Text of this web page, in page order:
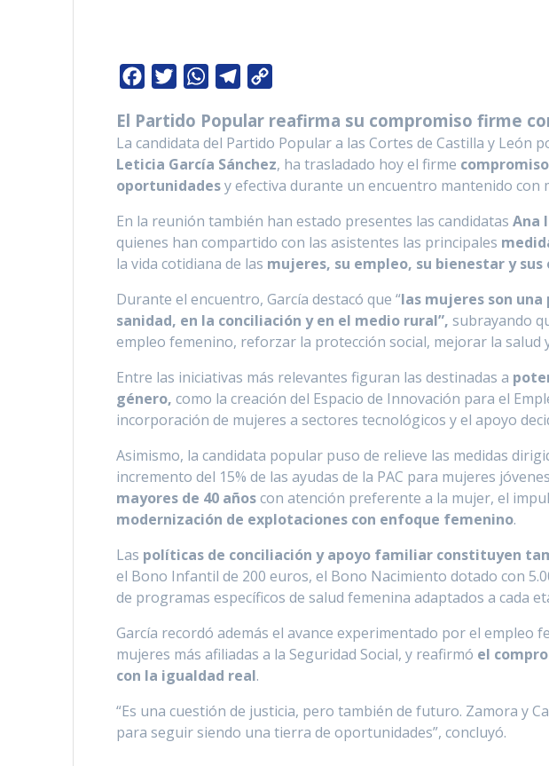
c
e
b
o
k
i
t
t
r
W
a
t
s
p
p
l
e
g
a
m
p
y
L
n
k
El Partido Popular reafirma su compromiso firme
La candidata del Partido Popular a las Cortes de Castilla y León
Leticia García Sánchez, ha trasladado hoy el firme
oportunidadesy efectiva durante un encuentro mantenido con
En la reunión también han estado presentes las candidatasAna
quienes han compartido con las asistentes las principales
la vida cotidiana de las mujeres, su empleo, su bienestar y
Durante el encuentro, García destacó que “las mujeres son
sanidad, en la conciliación y en el medio rural”, subrayando
empleo femenino, reforzar la protección social, mejorar la salud
Entre las iniciativas más relevantes figuran las destinadas a
género, como la creación del Espacio de Innovación para el
incorporación de mujeres a sectores tecnológicos y el apoyo
Asimismo, la candidata popular puso de relieve las medidas
incremento del 15% de las ayudas de la PAC para mujeres
mayores de 40 añoscon atención preferente a la mujer, el
modernización de explotaciones con enfoque femenino.
Las políticas de conciliación y apoyo familiar constituyen
el Bono Infantil de 200 euros, el Bono Nacimiento dotado con
de programas específicos de salud femenina adaptados a cada
García recordó además el avance experimentado por el empleo
mujeres más afiliadas a la Seguridad Social, y reafirmó el
con la igualdad real.
“Es una cuestión de justicia, pero también de futuro. Zamora y
para seguir siendo una tierra de oportunidades”, concluyó.